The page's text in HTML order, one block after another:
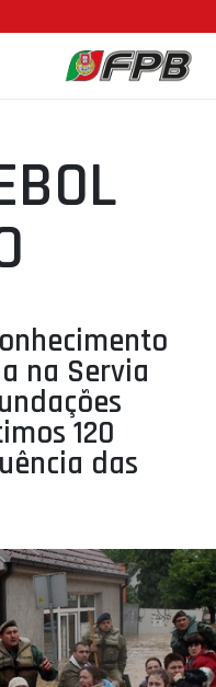
na Servia
120
das